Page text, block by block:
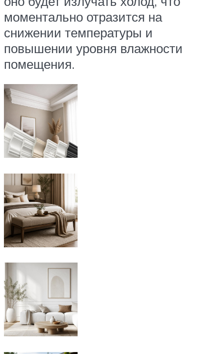
моментально отразится на
снижении температуры и
повышении уровня влажности
помещения.